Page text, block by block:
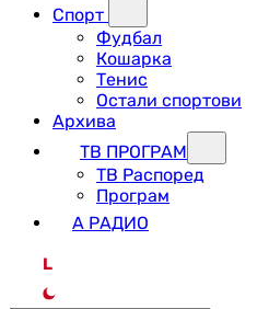
Спорт
Фудбал
Кошарка
Тенис
Остали спортови
Архива
ТВ ПРОГРАМ
ТВ Распоред
Програм
А РАДИО
L